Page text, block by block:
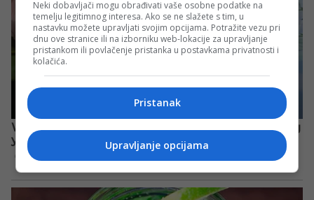
Neki dobavljači mogu obrađivati vaše osobne podatke na
temelju legitimnog interesa. Ako se ne slažete s tim, u
nastavku možete upravljati svojim opcijama. Potražite vezu pri
dnu ove stranice ili na izborniku web-lokacije za upravljanje
pristankom ili povlačenje pristanka u postavkama privatnosti i
kolačića.
Pristanak
Upravljanje opcijama